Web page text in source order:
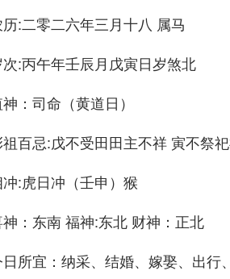
:二零二六年三月十八 属马
:丙午年壬辰月戊寅日岁煞北
：司命（黄道日）
百忌:戊不受田田主不祥 寅不祭
:虎日冲（壬申）猴
：东南 福神:东北 财神：正北
所宜 ：纳采、结婚、嫁娶、出